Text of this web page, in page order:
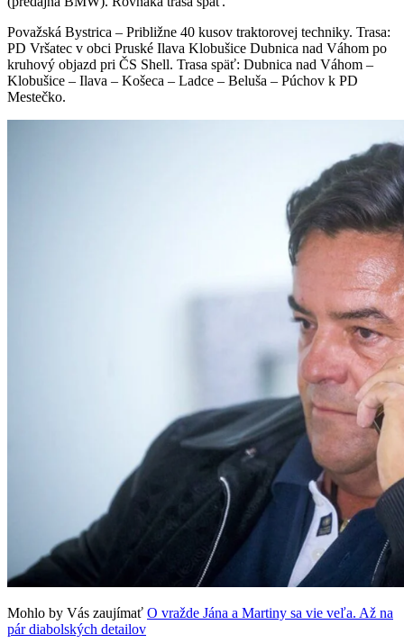
Považská Bystrica – Približne 40 kusov traktorovej techniky. Trasa:
PD Vršatec v obci Pruské Ilava Klobušice Dubnica nad Váhom po
kruhový objazd pri ČS Shell. Trasa späť: Dubnica nad Váhom –
Klobušice – Ilava – Košeca – Ladce – Beluša – Púchov k PD
Mestečko.
Mohlo by Vás zaujímať O vražde Jána a Martiny sa vie veľa. Až na
pár diabolských detailov